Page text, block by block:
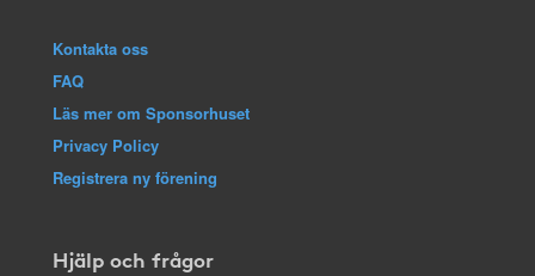
Kontakta oss
FAQ
Läs mer om Sponsorhuset
Privacy Policy
Registrera ny förening
Hjälp och frågor